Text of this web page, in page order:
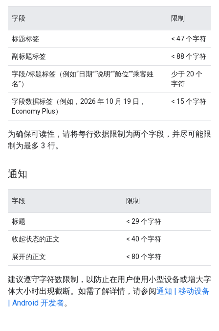
字段 限制
标题标签 < 47 个字符
副标题标签 < 88 个字符
字段/标题标签（例如“日期”“说明”“舱位”“乘客姓
名”）
少于 20 个
字符
字段数据标签（例如，2026 年 10 月 19 日，
Economy Plus）
< 15 个字符
为确保可读性，请将每行数据限制为两个字段，并尽可能限
制为最多 3 行。
通知
字段 限制
标题 < 29 个字符
收起状态的正文 < 40 个字符
展开的正文 < 80 个字符
建议遵守字符数限制，以防止在用户使用小型设备或增大字
体大小时出现截断。如需了解详情，请参阅通知 | 移动设备
| Android 开发者。